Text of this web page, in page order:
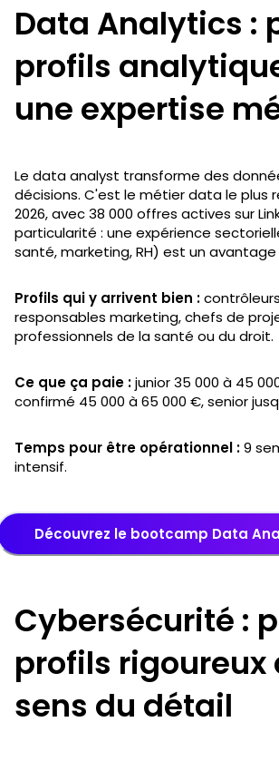
Data Analytics :
profils
une expertise
Le data analyst transforme des
décisions. C'est le métier data le plus
2026, avec 38 000 offres actives sur
particularité : une expérience
santé, marketing, RH) est un
Profils qui y arrivent bien :
responsables marketing, chefs de
professionnels de la santé ou du droit.
Ce que ça paie :junior 35 000 à 45
confirmé 45 000 à 65 000 €, senior
Temps pour être opérationnel :9
intensif.
Découvrez le bootcamp Data
Cybersécurité :
profils rigoureux
sens du détail